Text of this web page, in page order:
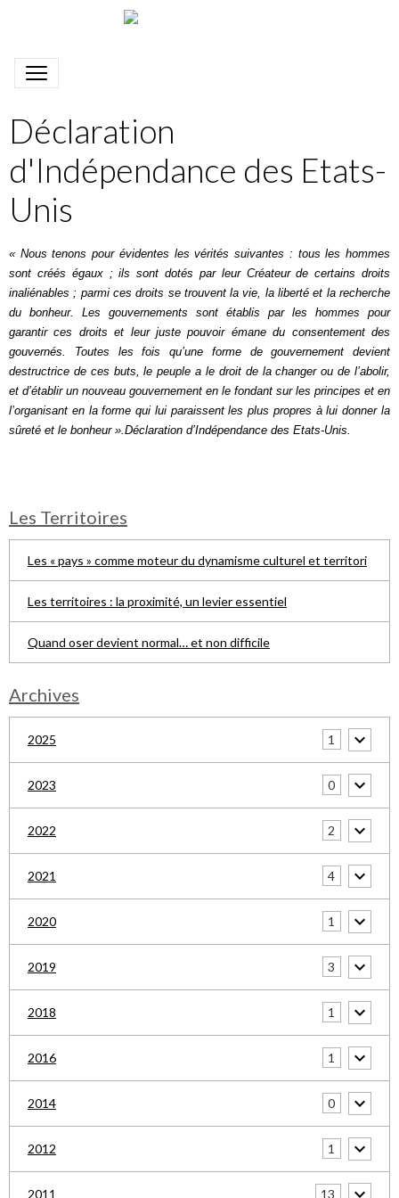
Déclaration
d'Indépendance des Etats-
Unis
« Nous tenons pour évidentes les vérités suivantes : tous les hommes
sont créés égaux ; ils sont dotés par leur Créateur de certains droits
inaliénables ; parmi ces droits se trouvent la vie, la liberté et la recherche
du bonheur. Les gouvernements sont établis par les hommes pour
garantir ces droits et leur juste pouvoir émane du consentement des
gouvernés. Toutes les fois qu’une forme de gouvernement devient
destructrice de ces buts, le peuple a le droit de la changer ou de l’abolir,
et d’établir un nouveau gouvernement en le fondant sur les principes et en
l’organisant en la forme qui lui paraissent les plus propres à lui donner la
sûreté et le bonheur ».Déclaration d’Indépendance des Etats-Unis.
Les Territoires
Les « pays » comme moteur du dynamisme culturel et territori
Les territoires : la proximité, un levier essentiel
Quand oser devient normal… et non difficile
Archives
2025 1
2023 0
2022 2
2021 4
2020 1
2019 3
2018 1
2016 1
2014 0
2012 1
2011 13